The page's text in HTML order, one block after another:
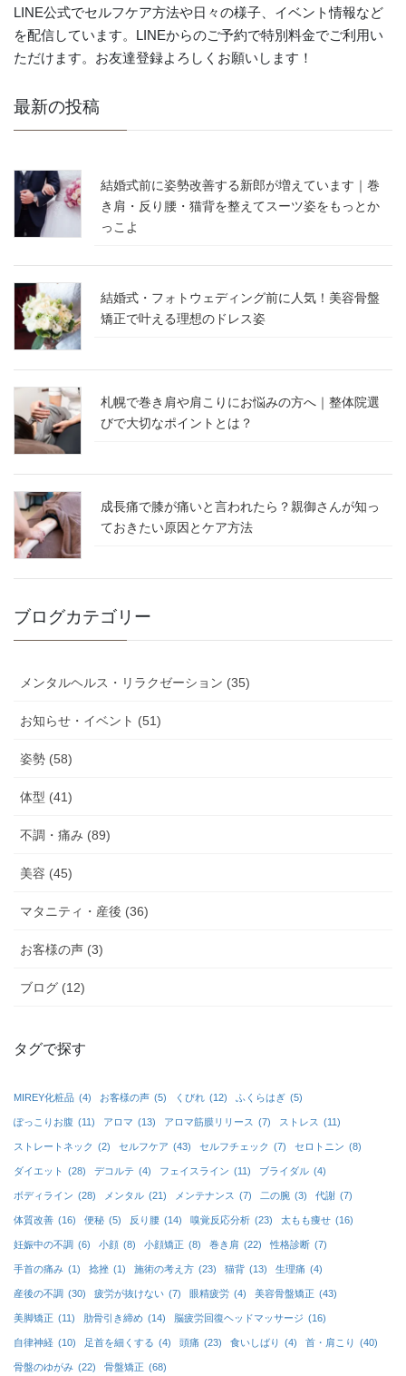
LINE公式でセルフケア方法や日々の様子、イベント情報など
を配信しています。LINEからのご予約で特別料金でご利用い
ただけます。お友達登録よろしくお願いします！
最新の投稿
結婚式前に姿勢改善する新郎が増えています｜巻
き肩・反り腰・猫背を整えてスーツ姿をもっとか
っこよ
結婚式・フォトウェディング前に人気！美容骨盤
矯正で叶える理想のドレス姿
札幌で巻き肩や肩こりにお悩みの方へ｜整体院選
びで大切なポイントとは？
成長痛で膝が痛いと言われたら？親御さんが知っ
ておきたい原因とケア方法
ブログカテゴリー
メンタルヘルス・リラクゼーション (35)
お知らせ・イベント (51)
姿勢 (58)
体型 (41)
不調・痛み (89)
美容 (45)
マタニティ・産後 (36)
お客様の声 (3)
ブログ (12)
タグで探す
MIREY化粧品 (4) お客様の声 (5) くびれ (12) ふくらはぎ (5)
ぽっこりお腹 (11) アロマ (13) アロマ筋膜リリース (7) ストレス (11)
ストレートネック (2) セルフケア (43) セルフチェック (7) セロトニン (8)
ダイエット (28) デコルテ (4) フェイスライン (11) ブライダル (4)
ボディライン (28) メンタル (21) メンテナンス (7) 二の腕 (3) 代謝 (7)
体質改善 (16) 便秘 (5) 反り腰 (14) 嗅覚反応分析 (23) 太もも痩せ (16)
妊娠中の不調 (6) 小顔 (8) 小顔矯正 (8) 巻き肩 (22) 性格診断 (7)
手首の痛み (1) 捻挫 (1) 施術の考え方 (23) 猫背 (13) 生理痛 (4)
産後の不調 (30) 疲労が抜けない (7) 眼精疲労 (4) 美容骨盤矯正 (43)
美脚矯正 (11) 肋骨引き締め (14) 脳疲労回復ヘッドマッサージ (16)
自律神経 (10) 足首を細くする (4) 頭痛 (23) 食いしばり (4) 首・肩こり (40)
骨盤のゆがみ (22) 骨盤矯正 (68)